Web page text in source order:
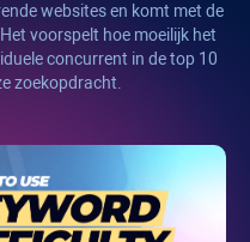
websites en komt met de
voorspelt hoe moeilijk het
concurrent in de top 10
zoekopdracht.